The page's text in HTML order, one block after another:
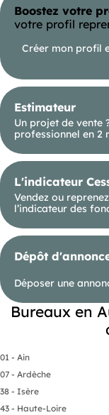
wc hommes 
rdc).
parking à
- Coin cuisine /
- Isolation
- Vitrage
- Honoraires :
2 109,00 € HT)
Boostez votre
votre profil
Créer mon profil
Estimateur
Un projet de vente
professionnel en 2
L'indicateur
Vendez ou
l’indicateur des
Dépôt
Déposer une
Bureaux en
01 - Ain
07 - Ardèche
38 - Isère
43 - Haute-Loire